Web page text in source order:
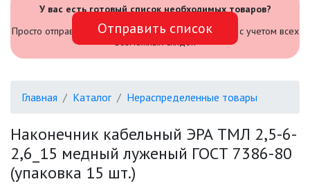
САДОВЫЙ ИНВЕНТАРЬ И
ИНСТРУМЕНТЫ
ОФИСНЫЕ ПОДВЕСНЫЕ
ПРОЖЕКТОРЫ
У вас есть готовый список необходимых товаров?
Просто отправьте его нам и мы посчитаем стоимость с учетом всех
возможных скидок
Отправить список
Главная Каталог Нераспределенные товары
Наконечник кабельный ЭРА ТМЛ 2,5-6-
2,6_15 медный луженый ГОСТ 7386-80
(упаковка 15 шт.)